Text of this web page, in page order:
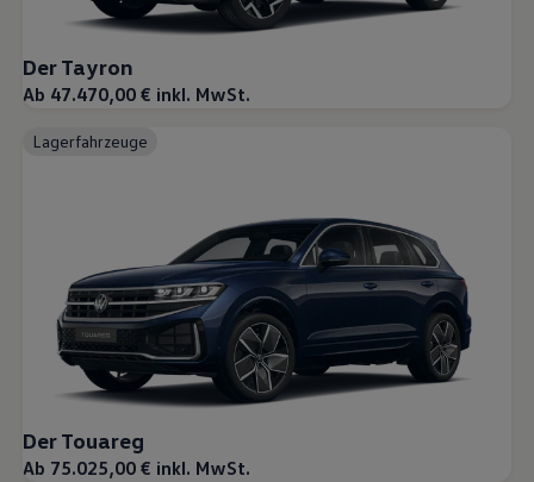
Der Tayron
Ab 47.470,00 € inkl. MwSt.
Lagerfahrzeuge
Der Touareg
Ab 75.025,00 € inkl. MwSt.